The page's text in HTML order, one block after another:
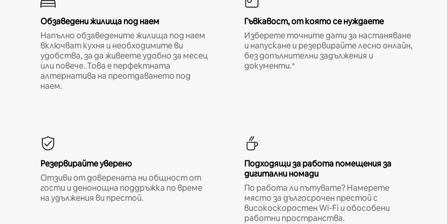
Обзаведени жилища под наем
Напълно обзаведените жилища под наем
включват кухня и необходимите ви
удобства, за да живеете удобно за месец
или повече. Това е перфектната
алтернатива на преотдаването под
наем.
Гъвкавост, от която се нуждаете
Изберете точните дати за настаняване
и напускане и резервирайте лесно онлайн,
без допълнителни задължения и
документи.*
Резервирайте уверено
Отзиви от доверената ни общност от
гости и денонощна поддръжка по време
на удължения ви престой.
Подходящи за работа помещения за
дигитални номади
По работа ли пътувате? Намерете
място за дългосрочен престой с
високоскоростен Wi-Fi и обособени
работни пространства.